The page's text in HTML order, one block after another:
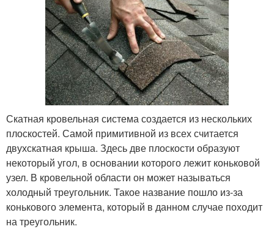
Скатная кровельная система создается из нескольких
плоскостей. Самой примитивной из всех считается
двухскатная крыша. Здесь две плоскости образуют
некоторый угол, в основании которого лежит коньковой
узел. В кровельной области он может называться
холодный треугольник. Такое название пошло из-за
конькового элемента, который в данном случае походит
на треугольник.